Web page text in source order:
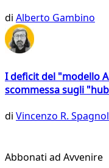
di Alberto Gambino
I deficit del "modello
scommessa sugli
di Vincenzo R.
Abbonati ad Avvenire